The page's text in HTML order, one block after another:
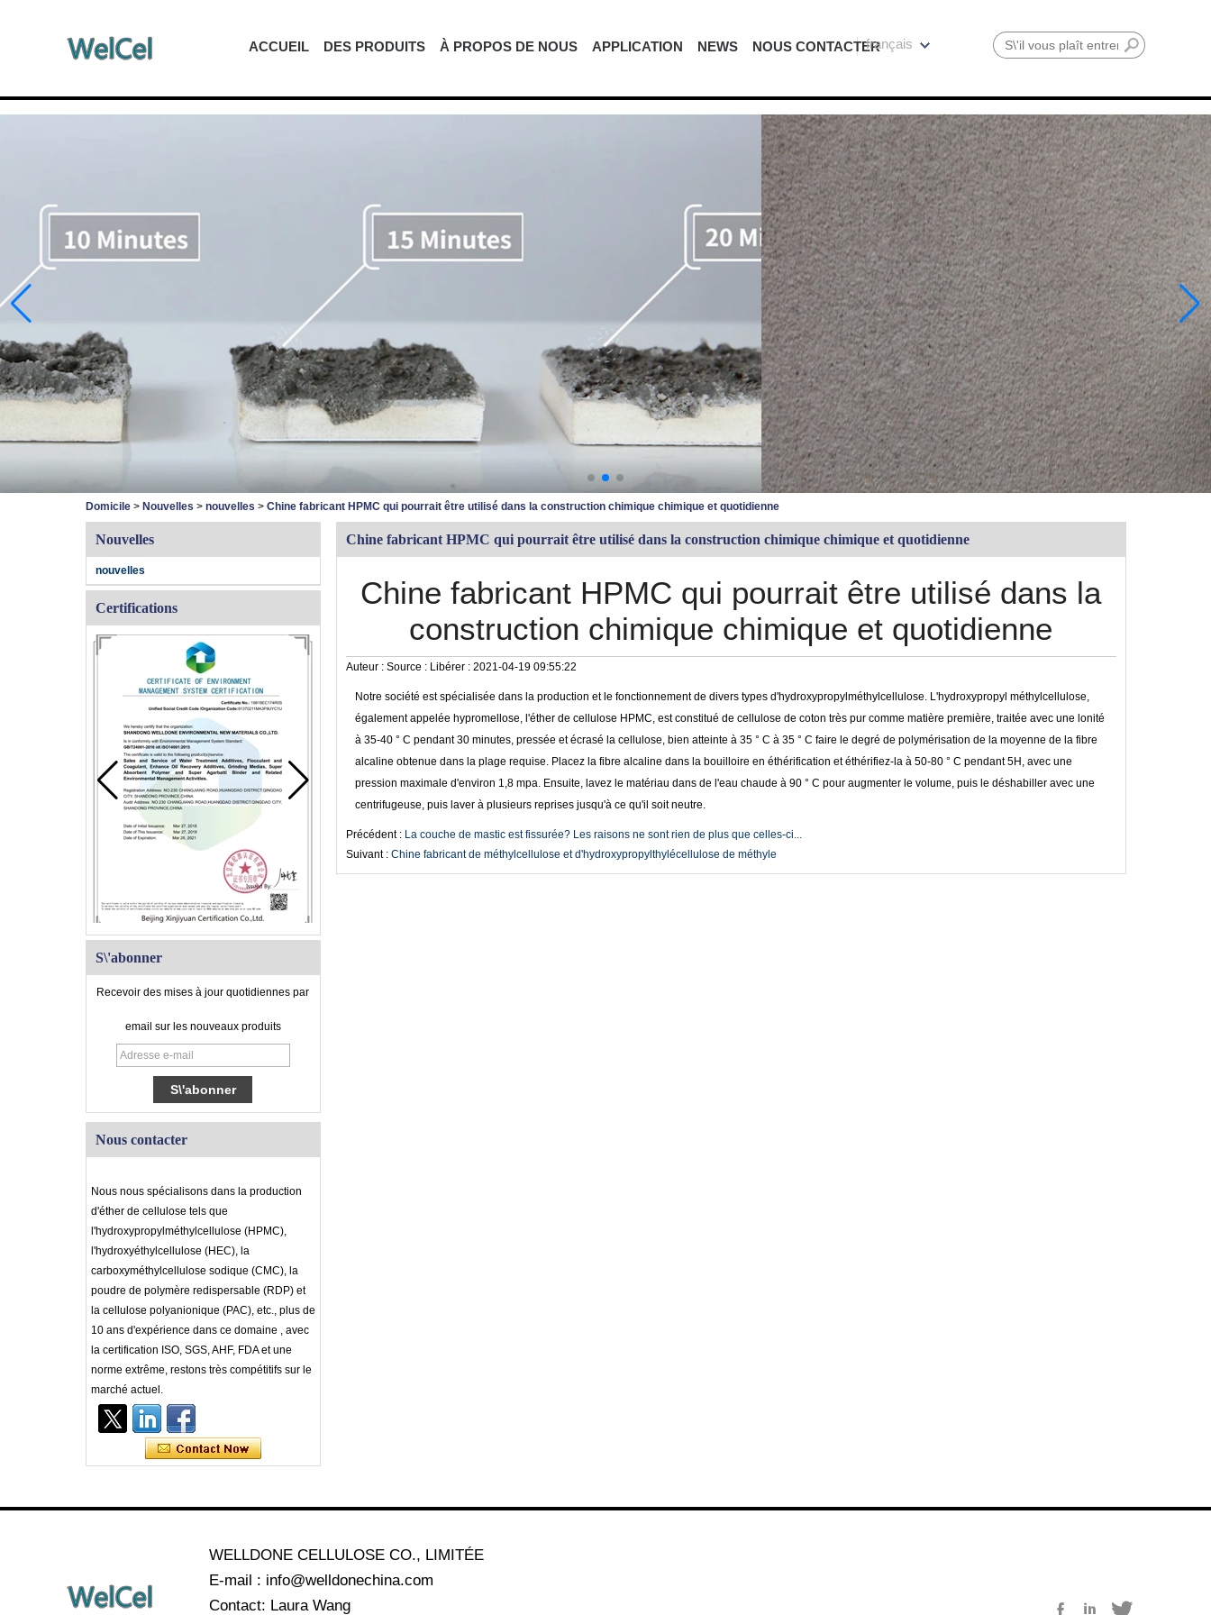
ACCUEIL DES PRODUITS À PROPOS DE NOUS APPLICATION NEWS NOUS CONTACTER Rechercher
français
Domicile> Nouvelles > nouvelles > Chine fabricant HPMC qui pourrait être utilisé dans la construction chimique chimique et quotidienne
Nouvelles
nouvelles
Certifications
S\'abonner
Recevoir des mises à jour quotidiennes par
email sur les nouveaux produits
Nous contacter
Nous nous spécialisons dans la production
d'éther de cellulose tels que
l'hydroxypropylméthylcellulose (HPMC),
l'hydroxyéthylcellulose (HEC), la
carboxyméthylcellulose sodique (CMC), la
poudre de polymère redispersable (RDP) et
la cellulose polyanionique (PAC), etc., plus de
10 ans d'expérience dans ce domaine , avec
la certification ISO, SGS, AHF, FDA et une
norme extrême, restons très compétitifs sur le
marché actuel.
Chine fabricant HPMC qui pourrait être utilisé dans la construction chimique chimique et quotidienne
Chine fabricant HPMC qui pourrait être utilisé dans la
construction chimique chimique et quotidienne
Auteur : Source : Libérer : 2021-04-19 09:55:22
Notre société est spécialisée dans la production et le fonctionnement de divers types d'hydroxypropylméthylcellulose. L'hydroxypropyl méthylcellulose,
également appelée hypromellose, l'éther de cellulose HPMC, est constitué de cellulose de coton très pur comme matière première, traitée avec une lonité
à 35-40 ° C pendant 30 minutes, pressée et écrasé la cellulose, bien atteinte à 35 ° C à 35 ° C faire le degré de polymérisation de la moyenne de la fibre
alcaline obtenue dans la plage requise. Placez la fibre alcaline dans la bouilloire en éthérification et éthérifiez-la à 50-80 ° C pendant 5H, avec une
pression maximale d'environ 1,8 mpa. Ensuite, lavez le matériau dans de l'eau chaude à 90 ° C pour augmenter le volume, puis le déshabiller avec une
centrifugeuse, puis laver à plusieurs reprises jusqu'à ce qu'il soit neutre.
Précédent : La couche de mastic est fissurée? Les raisons ne sont rien de plus que celles-ci...
Suivant : Chine fabricant de méthylcellulose et d'hydroxypropylthylécellulose de méthyle
WELLDONE CELLULOSE CO., LIMITÉE
E-mail : info@welldonechina.com
Contact: Laura Wang